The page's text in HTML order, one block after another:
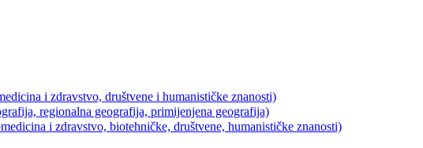
i zdravstvo, društvene i humanističke znanosti)
regionalna geografija, primijenjena geografija)
i zdravstvo, biotehničke, društvene, humanističke znanosti)